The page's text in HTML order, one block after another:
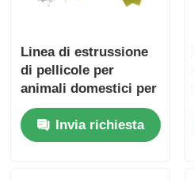
Linea di estrussione
di pellicole per
animali domestici per
mobili MINGDI
Invia richiesta